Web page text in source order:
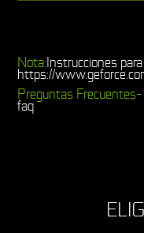
Nota:Instrucciones
https://
Preguntas Frecuentes-
faq